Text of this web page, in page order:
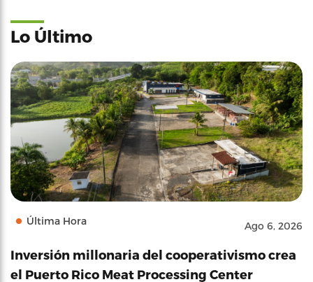
Lo Último
Última Hora Ago 6, 2026
Inversión millonaria del cooperativismo crea
el Puerto Rico Meat Processing Center